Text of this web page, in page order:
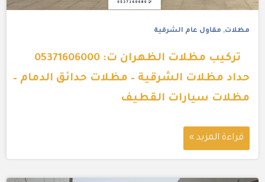
مظلات, مقاول عام الشرقية
تركيب مظلات الظهران ت: 05371606000
حداد مظلات الشرقية – مظلات حدائق الدمام –
مظلات سيارات القطيف
قراءة المزيد »